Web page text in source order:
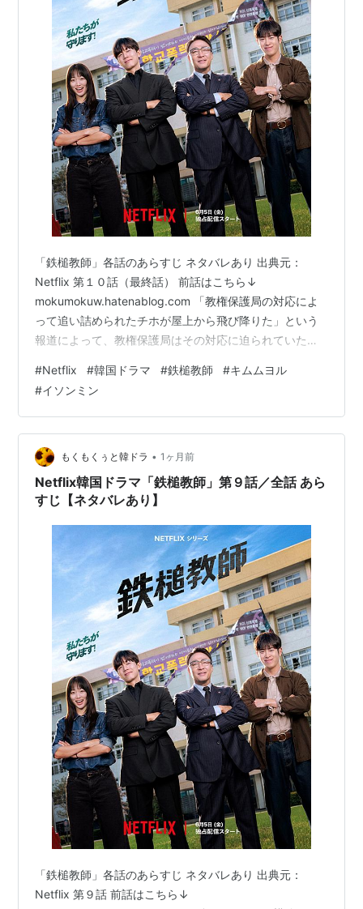
「鉄槌教師」各話のあらすじ ネタバレあり 出典元：
Netflix 第１０話（最終話） 前話はこちら↓
mokumokuw.hatenablog.com 「教権保護局の対応によ
って追い詰められたチホが屋上から飛び降りた」という
報道によって、教権保護局はその対応に迫られていた。
メラ映像はあるのだが、とても不鮮明で、何とかチホら
しき人物がいることが分かるぐらい。ファジンは、建物
の影に別の人物がいる可能性を考慮し、真相を探るべく
ジンウォン高校へ。ギュチョルは「教権保護局の廃止」
を訴えて１人デモの最中だった。そこへファジンがやて
来る。ギュチョル「教権保護…
#Netflix #韓国ドラマ #鉄槌教師 #キムムヨル
#イソンミン
もくもくぅと韓ドラ • 1ヶ月前
Netflix韓国ドラマ「鉄槌教師」第９話／全話 あら
すじ【ネタバレあり】
「鉄槌教師」各話のあらすじ ネタバレあり 出典元：
Netflix 第９話 前話はこちら↓